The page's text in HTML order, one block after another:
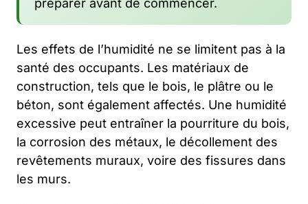
Les effets de l’humidité ne se limitent pas à la
santé des occupants. Les matériaux de
construction, tels que le bois, le plâtre ou le
béton, sont également affectés. Une humidité
excessive peut entraîner la pourriture du bois,
la corrosion des métaux, le décollement des
revêtements muraux, voire des fissures dans
les murs.